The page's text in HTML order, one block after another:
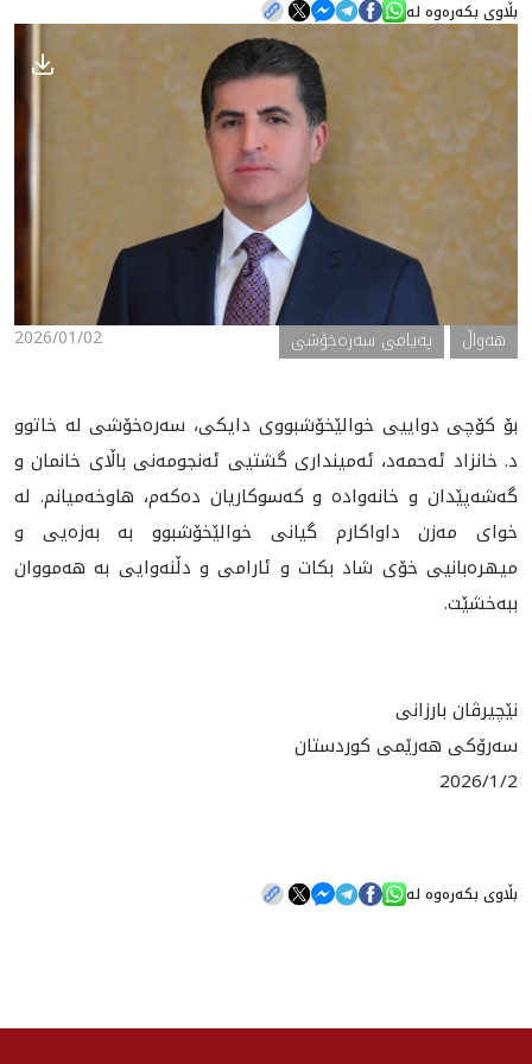
هه‌واڵ
گەلەری
بڵاوی بکەرەوە لە
2026/01/02 هه‌واڵ پەیامی سەرەخۆشی
بۆ كۆچى دواييى خوالێخۆشبووى دايكى، سه‌ره‌خۆشى له‌ خاتوو
د. خانزاد ئه‌حمه‌د، ئەمینداری گشتیی ئەنجومەنی باڵای خانمان و
گەشەپێدان و‌ خانه‌واده‌ و كه‌سوكاريان ده‌كه‌م، هاوخه‌ميانم. له‌
خواى مه‌زن داواكارم گيانى خوالێخۆشبوو به‌ به‌زه‌يى و
ميهره‌بانيى خۆى شاد بكات و ئارامى و دڵنه‌وايى به‌ هه‌مووان
ببه‌خشێت.
نێچيرڤان بارزانى
سه‌رۆكى هه‌رێمى كوردستان
2026/1/2
بڵاوی بکەرەوە لە